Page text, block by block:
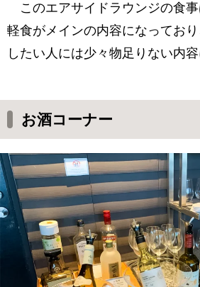
このエアサイドラウンジの食
軽食がメインの内容になってお
したい人には少々物足りない内容
お酒コーナー